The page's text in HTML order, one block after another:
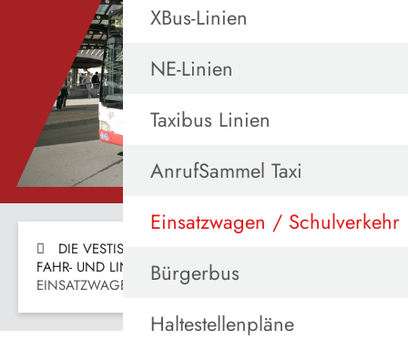
DIE VESTISCHE
FAHR- UND LINIENNETZPLÄNE
EINSATZWAGEN / SCHULVERKEHR
Die Vestische
Fahrplanwechsel
Kontrollierter Vordereinstieg
Bargeldlos Busfahren
XBus-Linien
NE-Linien
Taxibus Linien
AnrufSammel Taxi
Einsatzwagen / Schulverkehr
Bürgerbus
Haltestellenpläne